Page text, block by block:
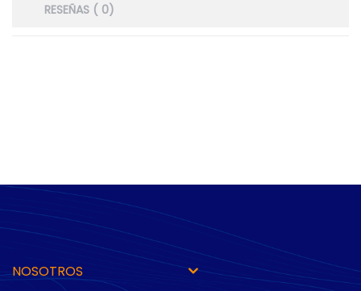
RESEÑAS ( 0)
NOSOTROS